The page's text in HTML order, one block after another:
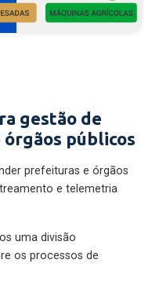
gestão de
públicos
prefeituras e órgãos
e telemetria
uma divisão
os processos de